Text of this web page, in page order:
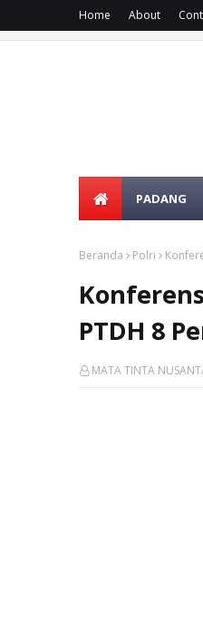
Home About
PADANG
Beranda Polri
PTDH 8
MATA TINTA